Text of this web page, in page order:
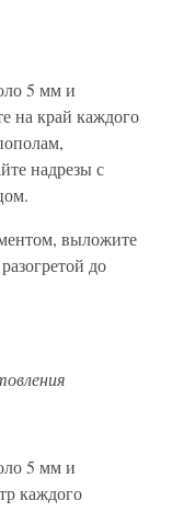
5 мм и
на край каждого
надрезы с
выложите
до
5 мм и
каждого